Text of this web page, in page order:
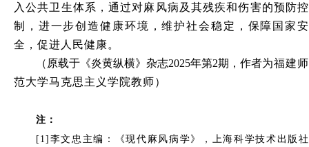
入公共卫生体系，通过对麻风病及其残疾和伤害的预防控
制，进一步创造健康环境，维护社会稳定，保障国家安
全，促进人民健康。
（ 原载于《炎黄纵横》杂志2025年第2期， 作者为福建师
范大学马克思主义学院教师）
注：
[1]李文忠主编：《现代麻风病学》，上海科学技术出版社